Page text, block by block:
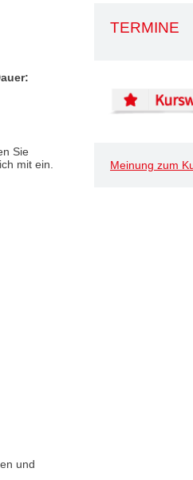
TERMINE
Meinung zum
Sie
mit ein.
und